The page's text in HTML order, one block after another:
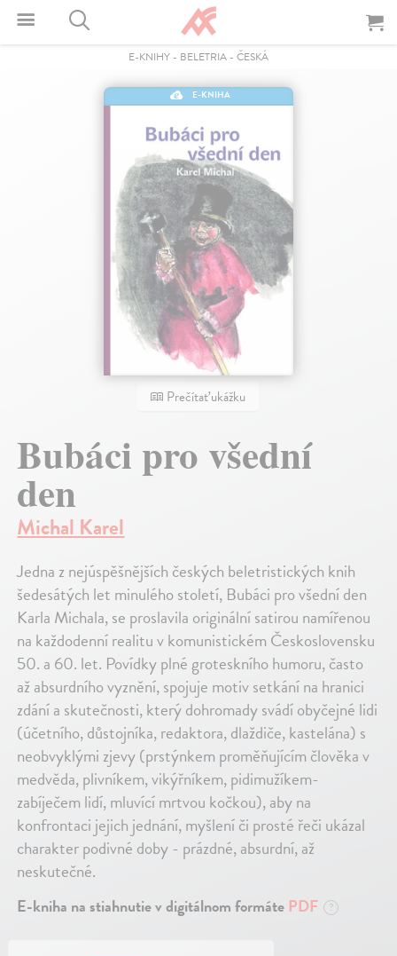
E-KNIHY - BELETRIA - ČESKÁ
E-KNIHA
Prečítať ukážku
Bubáci pro všední
den
Michal Karel
Jedna z nejúspěšnějších českých beletristických knih
šedesátých let minulého století, Bubáci pro všední den
Karla Michala, se proslavila originální satirou namířenou
na každodenní realitu v komunistickém Československu
50. a 60. let. Povídky plné groteskního humoru, často
až absurdního vyznění, spojuje motiv setkání na hranici
zdání a skutečnosti, který dohromady svádí obyčejné lidi
(účetního, důstojníka, redaktora, dlaždiče, kastelána) s
neobvyklými zjevy (prstýnkem proměňujícím člověka v
medvěda, plivníkem, vikýřníkem, pidimužíkem-
zabíječem lidí, mluvící mrtvou kočkou), aby na
konfrontaci jejich jednání, myšlení či prosté řeči ukázal
charakter podivné doby - prázdné, absurdní, až
neskutečné.
E-kniha na stiahnutie v digitálnom formáte PDF ?